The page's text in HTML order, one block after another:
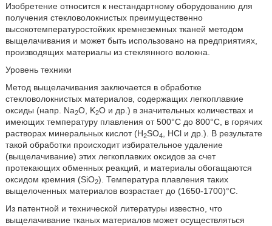
Изобретение относится к нестандартному оборудованию для
получения стекловолокнистых преимущественно
высокотемпературостойких кремнеземных тканей методом
выщелачивания и может быть использовано на предприятиях,
производящих материалы из стеклянного волокна.
Уровень техники
Метод выщелачивания заключается в обработке
стекловолокнистых материалов, содержащих легкоплавкие
оксиды (напр. Na2O, K2O и др.) в значительных количествах и
имеющих температуру плавления от 500°С до 800°С, в горячих
растворах минеральных кислот (H2SO4
, HCl и др.). В результате
такой обработки происходит избирательное удаление
(выщелачивание) этих легкоплавких оксидов за счет
протекающих обменных реакций, и материалы обогащаются
оксидом кремния (SiO2). Температура плавления таких
выщелоченных материалов возрастает до (1650-1700)°С.
Из патентной и технической литературы известно, что
выщелачивание тканых материалов может осуществляться